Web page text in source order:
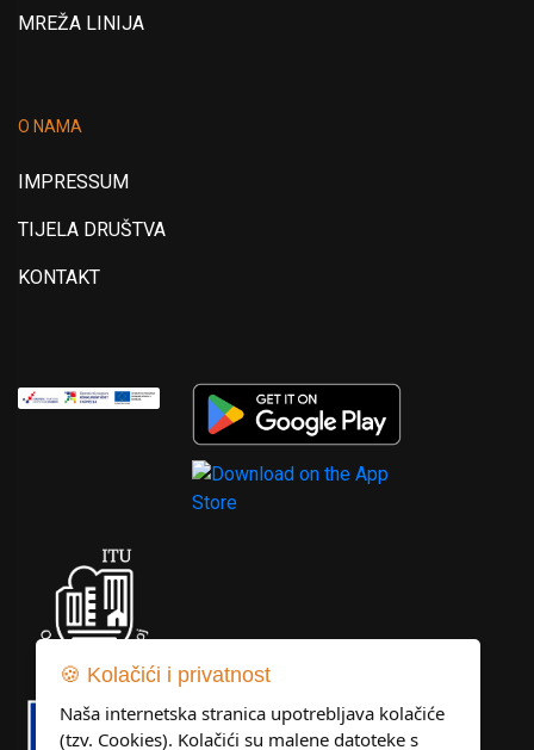
MREŽA LINIJA
O NAMA
IMPRESSUM
TIJELA DRUŠTVA
KONTAKT
🍪 Kolačići i privatnost
Naša internetska stranica upotrebljava kolačiće
(tzv. Cookies). Kolačići su malene datoteke s